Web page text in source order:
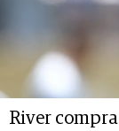
River compra